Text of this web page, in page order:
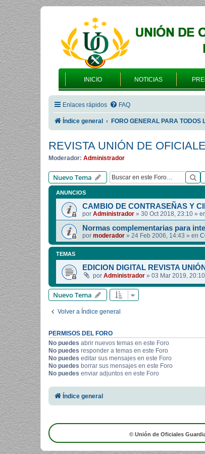
INICIO NOTICIAS
Enlaces rápidos FAQ
Índice general FORO GENERAL PARA TODOS
REVISTA UNIÓN DE
Moderador: Administrador
Nuevo Tema
ANUNCIOS
CAMBIO DE CONTRASEÑAS Y
por Administrador » 30 Oct 2018, 23:10 »
Normas complementarias para
por moderador » 24 Feb 2006, 14:43 » en
TEMAS
EDICION DIGITAL REVISTA
por Administrador » 03 Mar 2019, 20:10
Nuevo Tema
Volver a Índice general
PERMISOS DEL FORO
No puedes abrir nuevos temas en este Foro
No puedes responder a temas en este Foro
No puedes editar sus mensajes en este Foro
No puedes borrar sus mensajes en este Foro
No puedes enviar adjuntos en este Foro
Índice general
© Unión de Oficiales